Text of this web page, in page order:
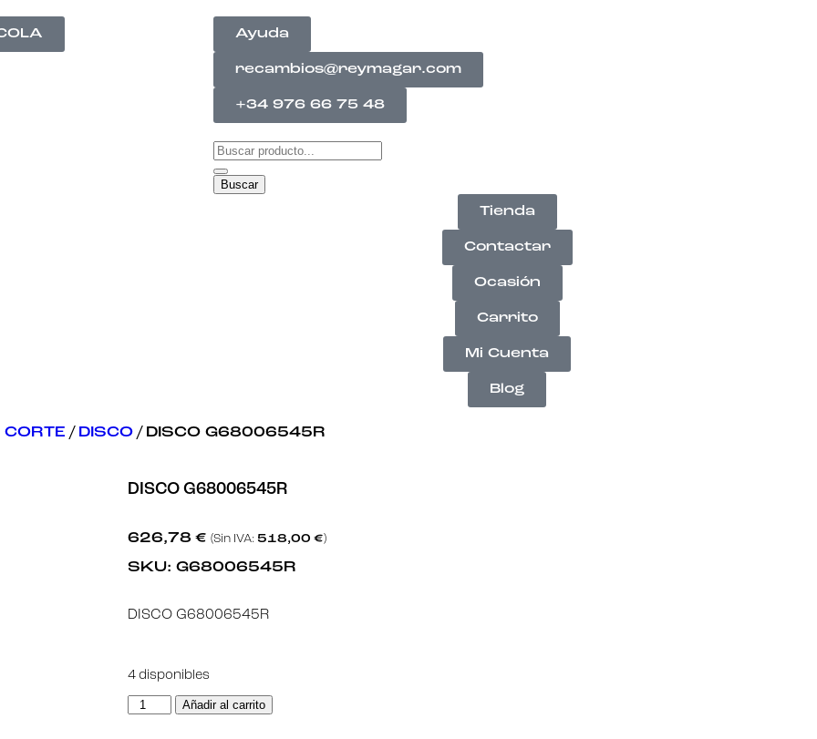
Ayuda
recambios@reymagar.com
+34 976 66 75 48
Buscar
Tienda
Contactar
Ocasión
Carrito
Mi Cuenta
Blog
/ DISCO / DISCO G68006545R
DISCO G68006545R
626,78 € (Sin IVA: 518,00 €)
SKU: G68006545R
DISCO G68006545R
4 disponibles
Añadir al carrito